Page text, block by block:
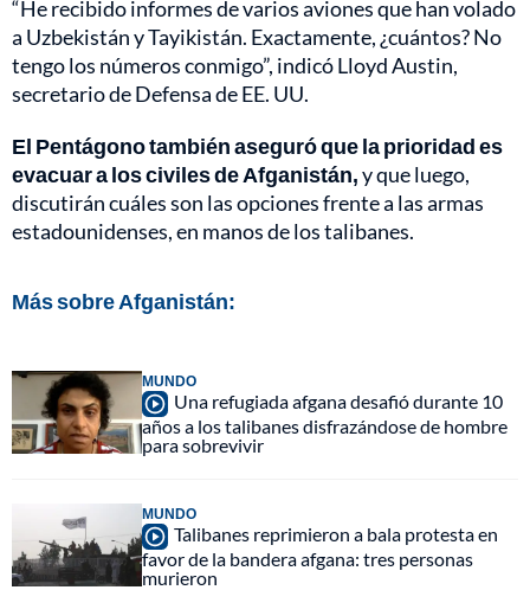
“He recibido informes de varios aviones que han volado
a Uzbekistán y Tayikistán. Exactamente, ¿cuántos? No
tengo los números conmigo”, indicó Lloyd Austin,
secretario de Defensa de EE. UU.
El Pentágono también aseguró que la prioridad es
evacuar a los civiles de Afganistán,y que luego,
discutirán cuáles son las opciones frente a las armas
estadounidenses, en manos de los talibanes.
Más sobre Afganistán:
MUNDO
Una refugiada afgana desafió durante 10
años a los talibanes disfrazándose de hombre
para sobrevivir
MUNDO
Talibanes reprimieron a bala protesta en
favor de la bandera afgana: tres personas
murieron